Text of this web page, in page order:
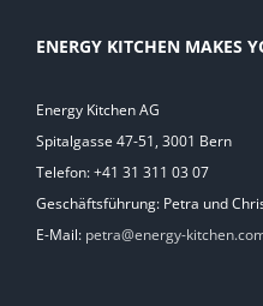
ENERGY KITCHEN MAKES
Energy Kitchen AG
Spitalgasse 47-51, 3001 Bern
Telefon: +41 31 311 03 07
Geschäftsführung: Petra und
E-Mail: petra@energy-